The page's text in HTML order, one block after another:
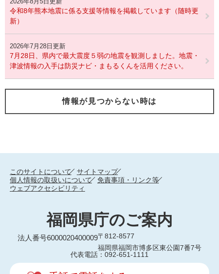
令和8年熊本地震に係る支援等情報を掲載しています（随時更
新）
2026年7月28日更新
7月28日、県内で最大震度５弱の地震を観測しました。地震・
津波情報の入手は防災ナビ・まもるくんを活用ください。
情報が見つからない時は
このサイトについて
サイトマップ
個人情報の取扱いについて
免責事項・リンク等
ウェブアクセシビリティ
福岡県庁のご案内
法人番号6000020400009〒812-8577
福岡県福岡市博多区東公園7番7号
代表電話：092-651-1111